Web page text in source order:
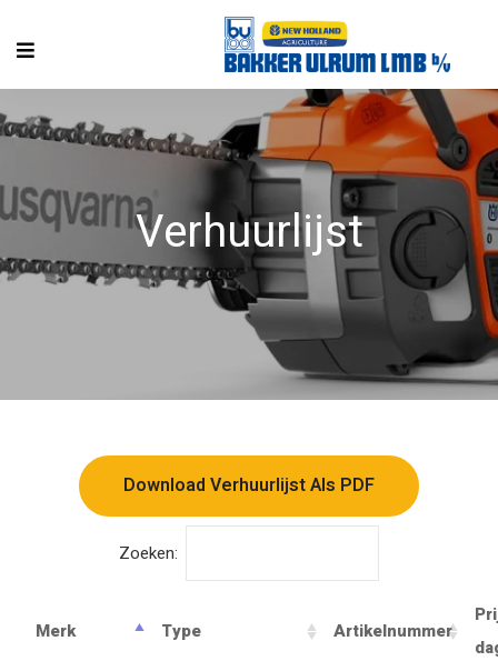
Verhuurlijst
Download Verhuurlijst Als PDF
Zoeken:
Merk Type Artikelnummer